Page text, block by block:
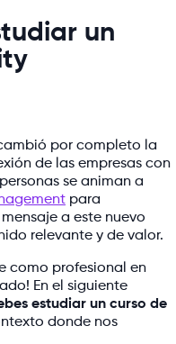
un
por completo la
de las empresas con
se animan a
para
a este nuevo
relevante y de valor.
como profesional en
En el siguiente
estudiar un curso de
donde nos